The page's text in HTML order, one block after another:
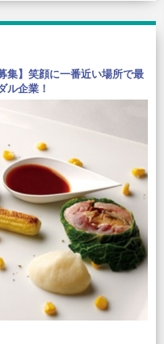
集】笑顔に一番近い場所で最
ル企業！